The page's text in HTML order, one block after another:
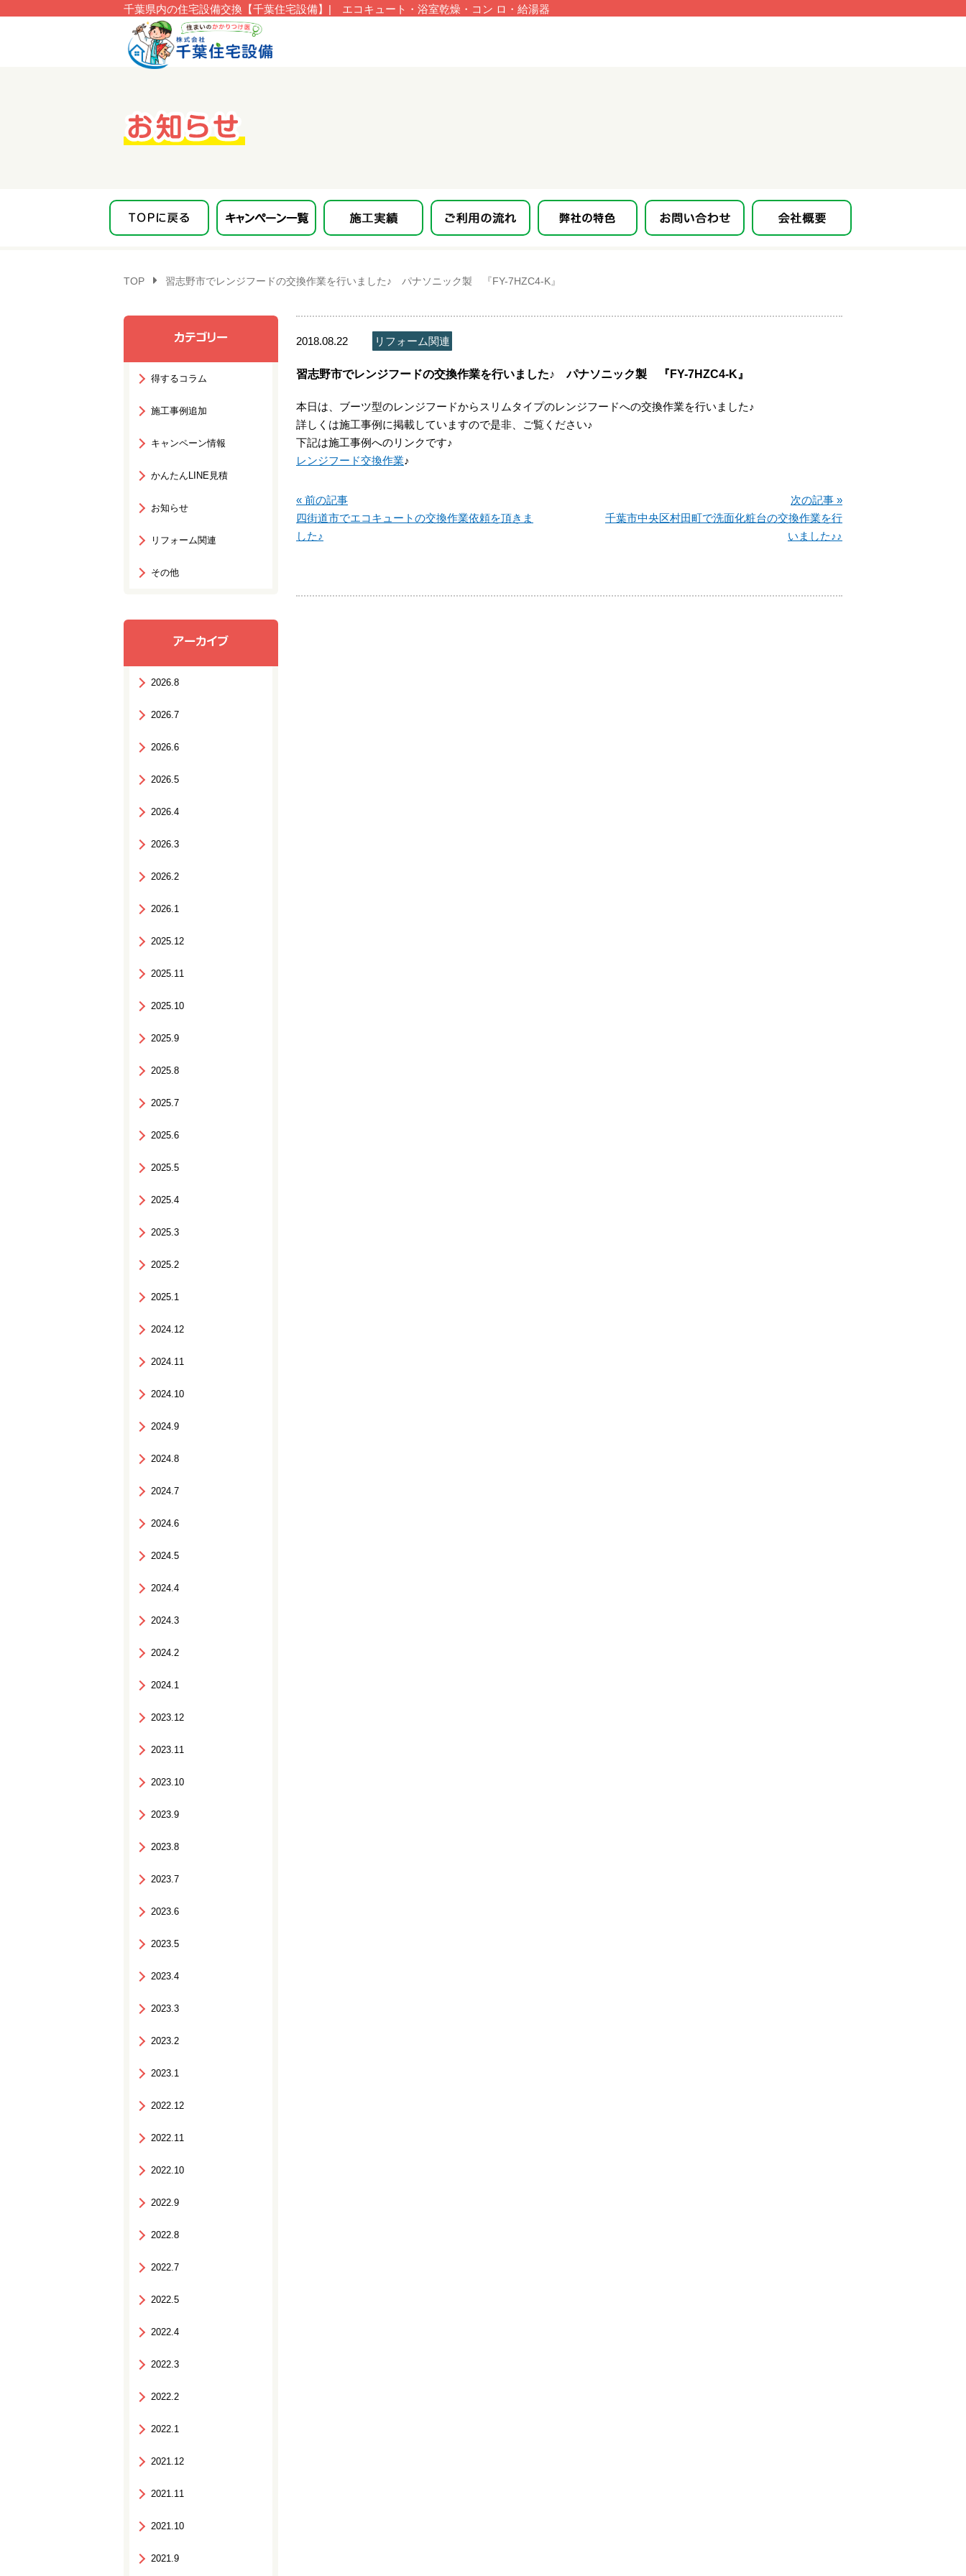
千葉県内の住宅設備交換【千葉住宅設備】| エコキュート・浴室乾燥・コン ロ・給湯器
TOP 習志野市でレンジフードの交換作業を行いました♪ パナソニック製 『FY-7HZC4-K』
得するコラム
施工事例追加
キャンペーン情報
かんたんLINE見積
お知らせ
リフォーム関連
その他
2026.8
2026.7
2026.6
2026.5
2026.4
2026.3
2026.2
2026.1
2025.12
2025.11
2025.10
2025.9
2025.8
2025.7
2025.6
2025.5
2025.4
2025.3
2025.2
2025.1
2024.12
2024.11
2024.10
2024.9
2024.8
2024.7
2024.6
2024.5
2024.4
2024.3
2024.2
2024.1
2023.12
2023.11
2023.10
2023.9
2023.8
2023.7
2023.6
2023.5
2023.4
2023.3
2023.2
2023.1
2022.12
2022.11
2022.10
2022.9
2022.8
2022.7
2022.5
2022.4
2022.3
2022.2
2022.1
2021.12
2021.11
2021.10
2021.9
2018.08.22 リフォーム関連
習志野市でレンジフードの交換作業を行いました♪ パナソニック製 『FY-7HZC4-K』
本日は、ブーツ型のレンジフードからスリムタイプのレンジフードへの交換作業を行いました♪
詳しくは施工事例に掲載していますので是非、ご覧ください♪
下記は施工事例へのリンクです♪
レンジフード交換作業♪
« 前の記事
四街道市でエコキュートの交換作業依頼を頂きま
した♪
次の記事 »
千葉市中央区村田町で洗面化粧台の交換作業を行
いました♪♪